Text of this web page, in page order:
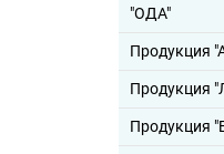
"ОДА"
Продукция
Продукция
Продукция